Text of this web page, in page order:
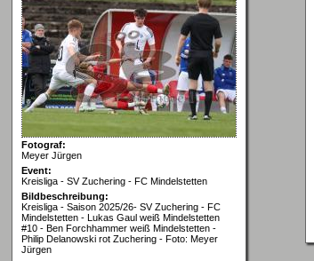
Fotograf:
Meyer Jürgen
Event:
Kreisliga - SV Zuchering - FC Mindelstetten
Bildbeschreibung:
Kreisliga - Saison 2025/26- SV Zuchering - FC
Mindelstetten - Lukas Gaul weiß Mindelstetten
#10 - Ben Forchhammer weiß Mindelstetten -
Philip Delanowski rot Zuchering - Foto: Meyer
Jürgen